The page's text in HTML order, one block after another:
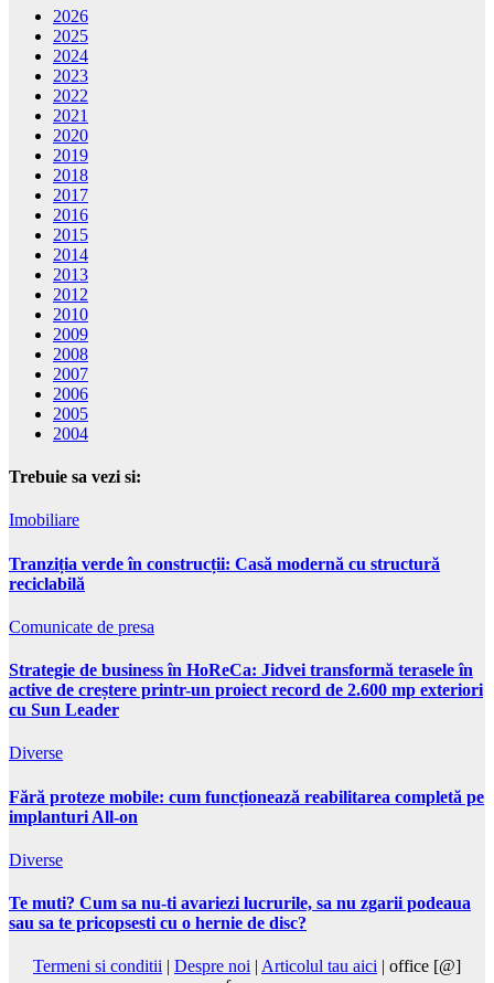
2026
2025
2024
2023
2022
2021
2020
2019
2018
2017
2016
2015
2014
2013
2012
2010
2009
2008
2007
2006
2005
2004
Trebuie sa vezi si:
Imobiliare
Tranziția verde în construcții: Casă modernă cu structură
reciclabilă
Comunicate de presa
Strategie de business în HoReCa: Jidvei transformă terasele în
active de creștere printr-un proiect record de 2.600 mp exteriori
cu Sun Leader
Diverse
Fără proteze mobile: cum funcționează reabilitarea completă pe
implanturi All-on
Diverse
Te muti? Cum sa nu-ti avariezi lucrurile, sa nu zgarii podeaua
sau sa te pricopsesti cu o hernie de disc?
Termeni si conditii Despre noi Articolul tau aici | office [@]